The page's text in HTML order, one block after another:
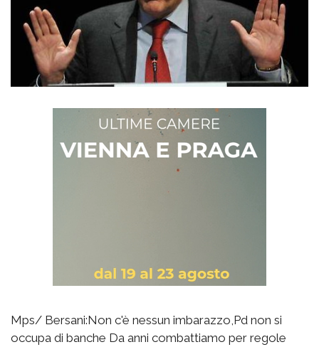
Mps/ Bersani:Non c'è nessun imbarazzo,Pd non si
occupa di banche Da anni combattiamo per regole